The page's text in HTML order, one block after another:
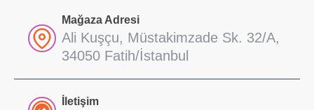
Mağaza Adresi
Ali Kuşçu, Müstakimzade Sk. 32/A,
34050 Fatih/İstanbul
İletişim